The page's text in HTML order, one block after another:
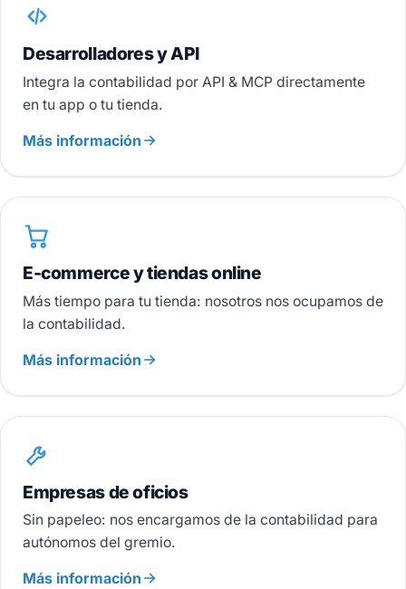
Desarrolladores y API
Integra la contabilidad por API & MCP directamente
en tu app o tu tienda.
Más información
E-commerce y tiendas online
Más tiempo para tu tienda: nosotros nos ocupamos de
la contabilidad.
Más información
Empresas de oficios
Sin papeleo: nos encargamos de la contabilidad para
autónomos del gremio.
Más información